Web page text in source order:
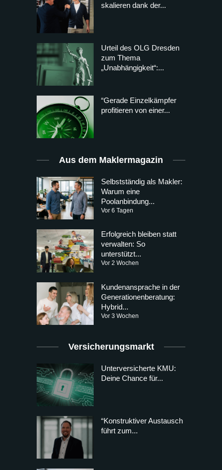
skalieren dank der...
Urteil des OLG Dresden
zum Thema
„Unabhängigkeit“:...
“Gerade Einzelkämpfer
profitieren von einer...
Aus dem Maklermagazin
Selbstständig als Makler:
Warum eine
Poolanbindung...
Vor 6 Tagen
Erfolgreich bleiben statt
verwalten: So
unterstützt...
Vor 2 Wochen
Kundenansprache in der
Generationenberatung:
Hybrid...
Vor 3 Wochen
Versicherungsmarkt
Unterversicherte KMU:
Deine Chance für...
“Konstruktiver Austausch
führt zum...